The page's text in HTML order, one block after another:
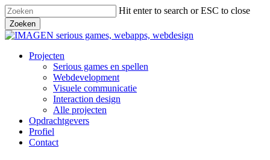
Skip
to
main
content
Hit enter to search or ESC to close
Zoeken
Close
Menu
Projecten
Serious games en spellen
Webdevelopment
Visuele communicatie
Interaction design
Alle projecten
Opdrachtgevers
Profiel
Contact